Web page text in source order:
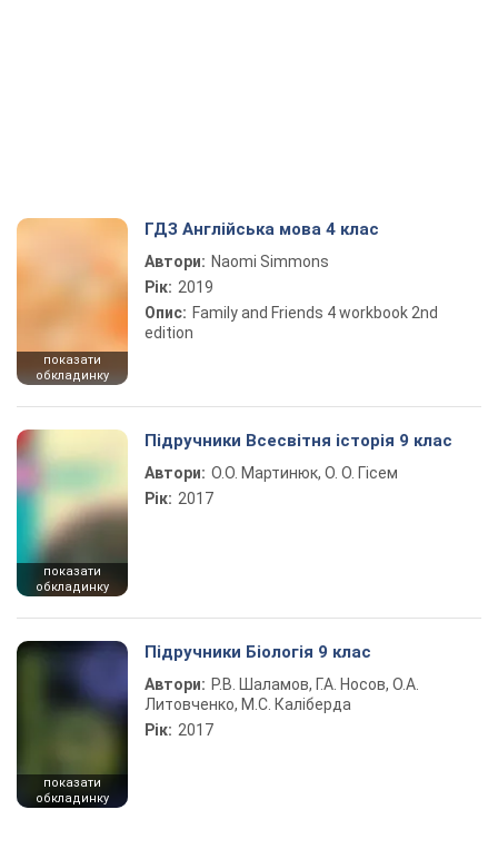
показати
обкладинку
ГДЗ Англійська мова 4 клас
Автори: Naomi Simmons
Рік: 2019
Опис: Family and Friends 4 workbook 2nd
edition
показати
обкладинку
Підручники Всесвітня історія 9 клас
Автори: О.О. Мартинюк, О. О. Гісем
Рік: 2017
показати
обкладинку
Підручники Біологія 9 клас
Автори: Р.В. Шаламов, Г.А. Носов, О.А.
Литовченко, М.С. Каліберда
Рік: 2017